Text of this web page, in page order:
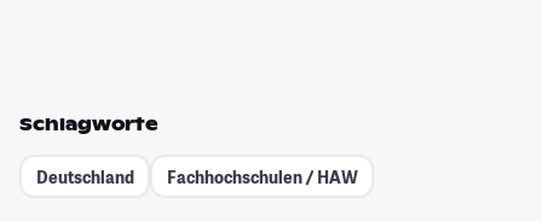
Schlagworte
Deutschland Fachhochschulen / HAW